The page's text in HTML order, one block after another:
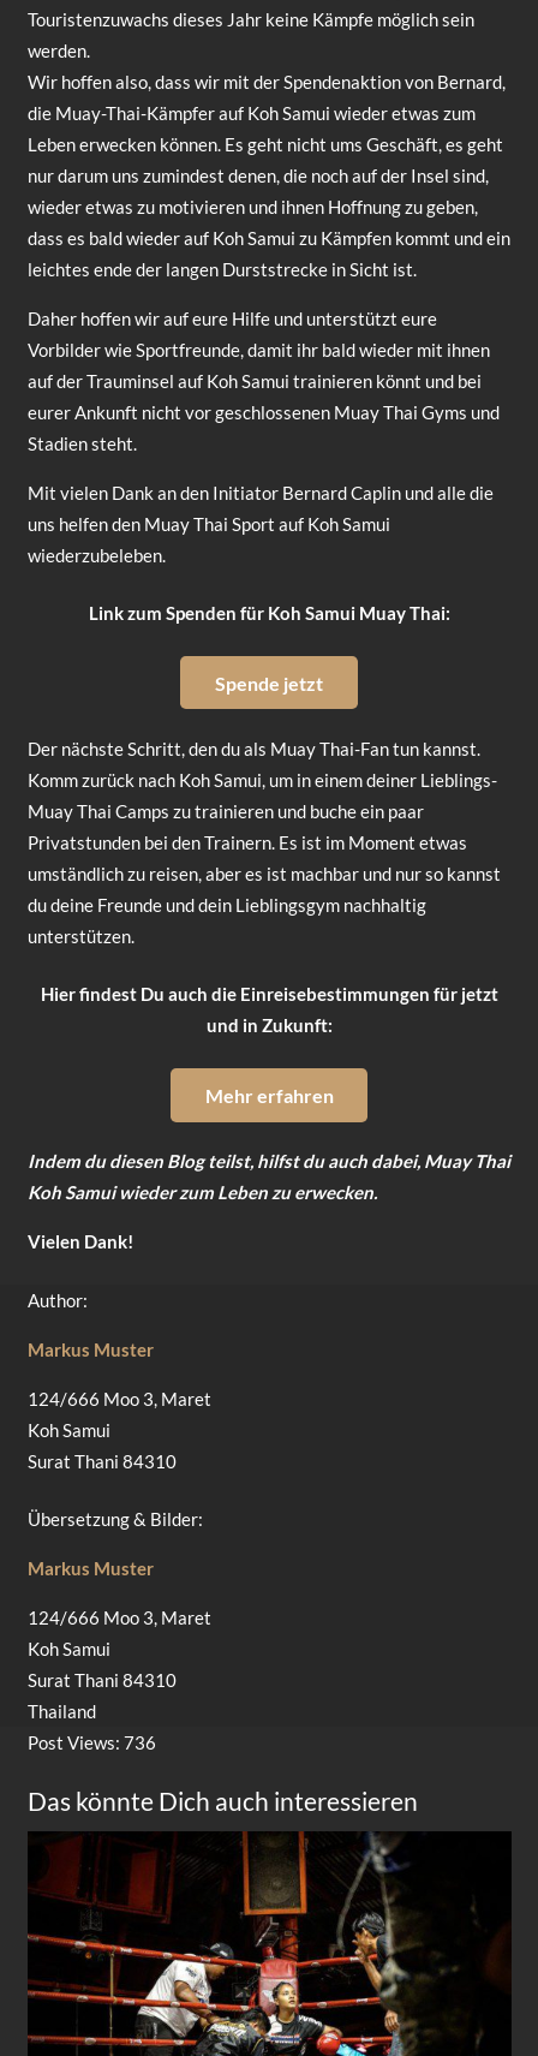
Touristenzuwachs dieses Jahr keine Kämpfe möglich sein
werden.
Wir hoffen also, dass wir mit der Spendenaktion von Bernard,
die Muay-Thai-Kämpfer auf Koh Samui wieder etwas zum
Leben erwecken können. Es geht nicht ums Geschäft, es geht
nur darum uns zumindest denen, die noch auf der Insel sind,
wieder etwas zu motivieren und ihnen Hoffnung zu geben,
dass es bald wieder auf Koh Samui zu Kämpfen kommt und ein
leichtes ende der langen Durststrecke in Sicht ist.
Daher hoffen wir auf eure Hilfe und unterstützt eure
Vorbilder wie Sportfreunde, damit ihr bald wieder mit ihnen
auf der Trauminsel auf Koh Samui trainieren könnt und bei
eurer Ankunft nicht vor geschlossenen Muay Thai Gyms und
Stadien steht.
Mit vielen Dank an den Initiator Bernard Caplin und alle die
uns helfen den Muay Thai Sport auf Koh Samui
wiederzubeleben.
Link zum Spenden für Koh Samui Muay Thai:
Spende jetzt
Der nächste Schritt, den du als Muay Thai-Fan tun kannst.
Komm zurück nach Koh Samui, um in einem deiner Lieblings-
Muay Thai Camps zu trainieren und buche ein paar
Privatstunden bei den Trainern. Es ist im Moment etwas
umständlich zu reisen, aber es ist machbar und nur so kannst
du deine Freunde und dein Lieblingsgym nachhaltig
unterstützen.
Hier findest Du auch die Einreisebestimmungen für jetzt
und in Zukunft:
Mehr erfahren
Indem du diesen Blog teilst, hilfst du auch dabei, Muay Thai
Koh Samui wieder zum Leben zu erwecken.
Vielen Dank!
Author:
Markus Muster
124/666 Moo 3, Maret
Koh Samui
Surat Thani 84310
Übersetzung & Bilder:
Markus Muster
124/666 Moo 3, Maret
Koh Samui
Surat Thani 84310
Thailand
Post Views: 736
Das könnte Dich auch interessieren